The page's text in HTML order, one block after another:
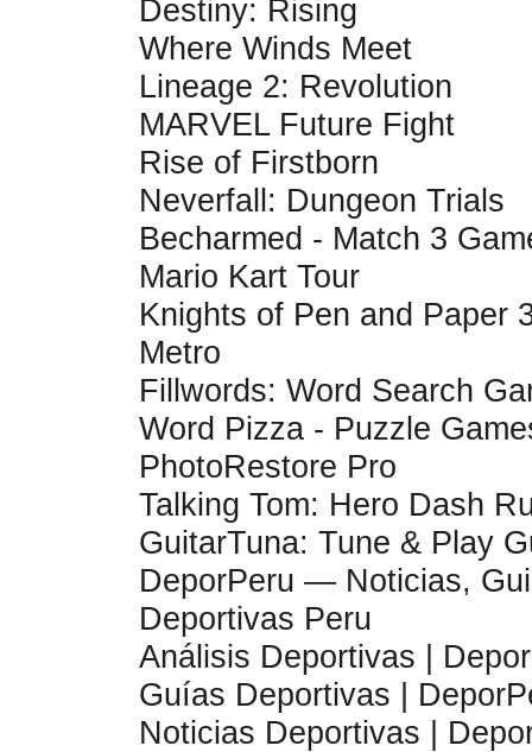
Destiny: Rising
Where Winds Meet
Lineage 2: Revolution
MARVEL Future Fight
Rise of Firstborn
Neverfall: Dungeon Trials
Becharmed - Match 3
Mario Kart Tour
Knights of Pen and Paper
Metro
Fillwords: Word Search
Word Pizza - Puzzle
PhotoRestore Pro
Talking Tom: Hero Dash
GuitarTuna: Tune & Play
DeporPeru — Noticias,
Deportivas Peru
Análisis Deportivas |
Guías Deportivas |
Noticias Deportivas |